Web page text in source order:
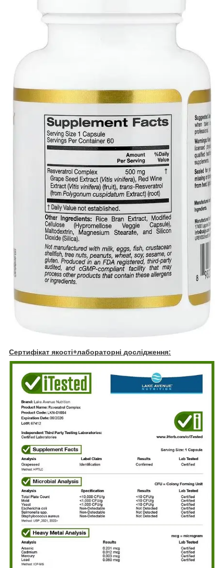
Сертифікат якості+лабораторні дослідження: